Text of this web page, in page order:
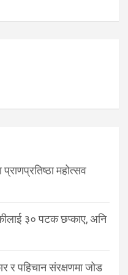
महोत्सव
३० पटक छप्काए, अनि
र पहिचान संरक्षणमा जोड